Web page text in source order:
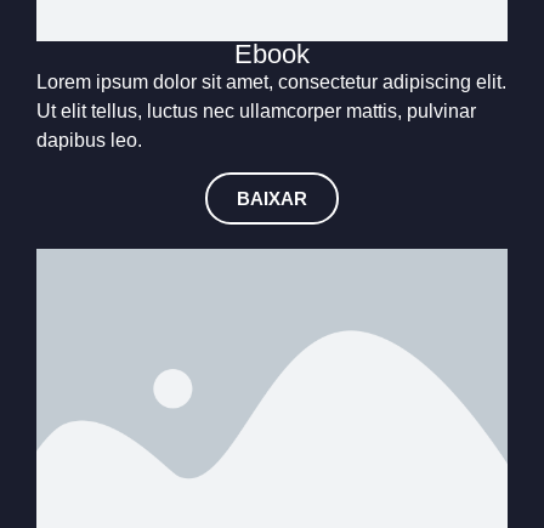
Ebook
Lorem ipsum dolor sit amet, consectetur adipiscing elit.
Ut elit tellus, luctus nec ullamcorper mattis, pulvinar
dapibus leo.
BAIXAR